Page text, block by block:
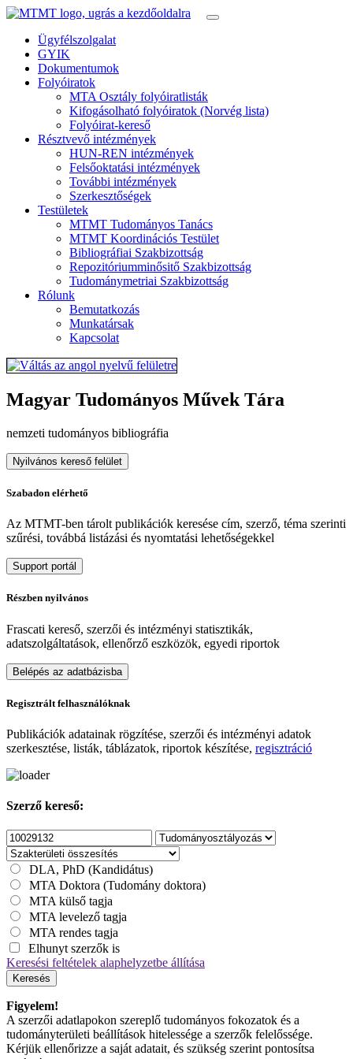
Ügyfélszolgalat
GYIK
Dokumentumok
Folyóiratok
MTA Osztály folyóiratlisták
Kifogásolható folyóiratok (Norvég lista)
Folyóirat-kereső
Résztvevő intézmények
HUN-REN intézmények
Felsőoktatási intézmények
További intézmények
Szerkesztőségek
Testületek
MTMT Tudományos Tanács
MTMT Koordinációs Testület
Bibliográfiai Szakbizottság
Repozitóriumminősitő Szakbizottság
Tudománymetriai Szakbizottság
Rólunk
Bemutatkozás
Munkatársak
Kapcsolat
Magyar Tudományos Művek Tára
nemzeti tudományos bibliográfia
Nyilvános kereső felület
Szabadon elérhető
Az MTMT-ben tárolt publikációk keresése cím, szerző, téma szerinti
szűrési, továbbá listázási és nyomtatási lehetőségekkel
Support portál
Részben nyilvános
Frascati kereső, szerzői és intézményi statisztikák,
adatszolgáltatások, ellenőrző eszközök, egyedi riportok
Belépés az adatbázisba
Regisztrált felhasználóknak
Publikációk adatainak rögzítése, szerzői és intézményi adatok
szerkesztése, listák, táblázatok, riportok készítése, regisztráció
Szerző kereső:
DLA, PhD (Kandidátus)
MTA Doktora (Tudomány doktora)
MTA külső tagja
MTA levelező tagja
MTA rendes tagja
Elhunyt szerzők is
Keresési feltételek alaphelyzetbe állítása
Keresés
Figyelem!
A szerzői adatlapokon szereplő tudományos fokozatok és a
tudományterületi beállítások hitelessége a szerzők felelőssége.
Kérjük ellenőrizze a saját adatait, és szükség szerint pontosítsa